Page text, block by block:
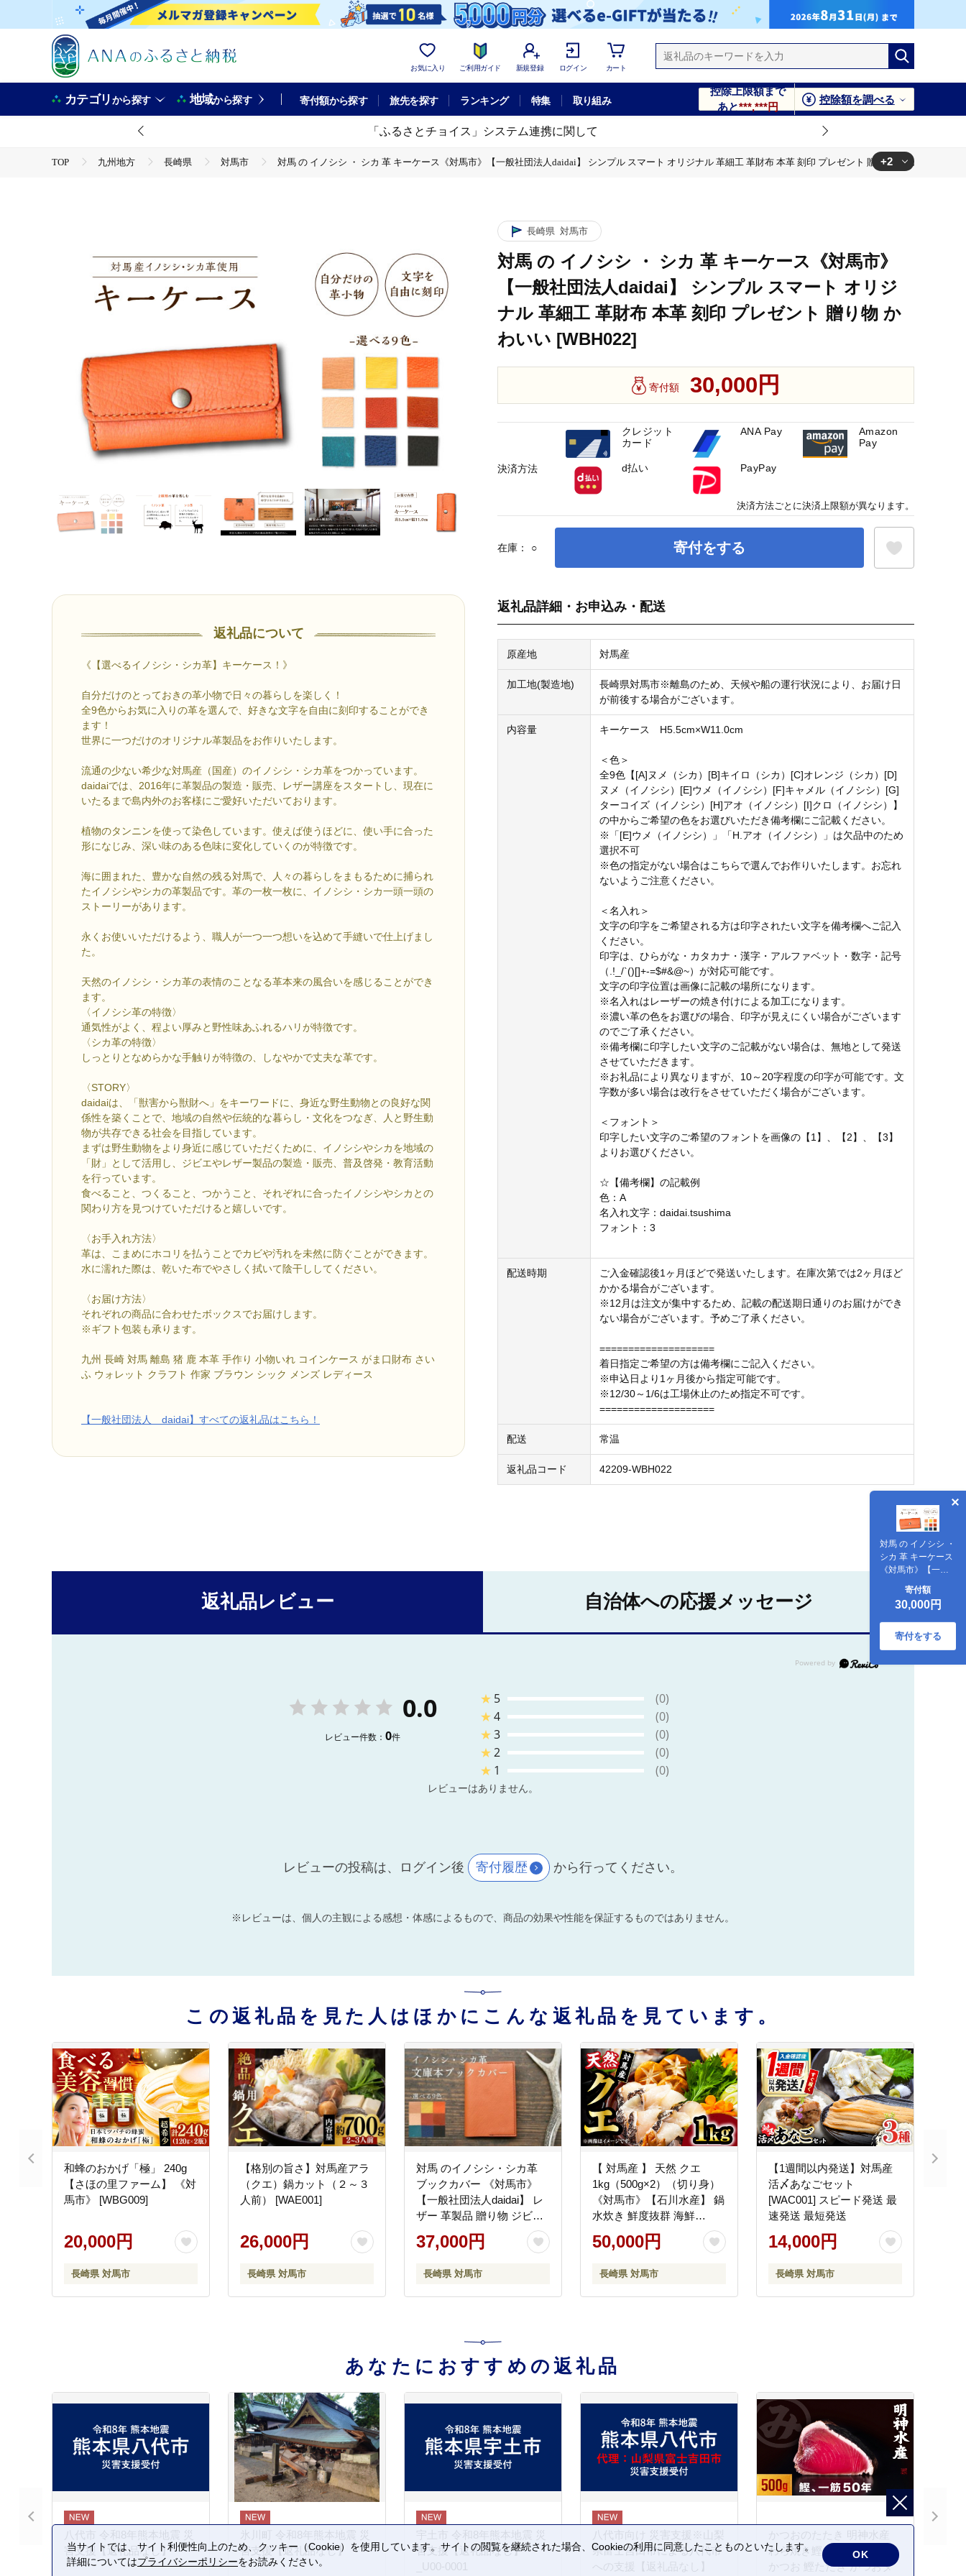
お気に入り ご利用ガイド 新規登録 ログイン カート
カテゴリから探す 地域から探す 寄付額から探す 旅先を探す ランキング 特集 取り組み
控除上限額まで
あと***,***円
控除額を調べる
「ふるさとチョイス」システム連携に関して
TOP 九州地方 長崎県 対馬市
対馬 の イノシシ ・ シカ 革 キーケース《対馬市》【一般社団法人daidai】 シンプル スマート オリジナル 革細工 革財布 本革 刻印 プレゼント 贈り物 かわいい
+2
返礼品について
《【選べるイノシシ・シカ革】キーケース！》
自分だけのとっておきの革小物で日々の暮らしを楽しく！
全9色からお気に入りの革を選んで、好きな文字を自由に刻印することができ
ます！
世界に一つだけのオリジナル革製品をお作りいたします。
流通の少ない希少な対馬産（国産）のイノシシ・シカ革をつかっています。
daidaiでは、2016年に革製品の製造・販売、レザー講座をスタートし、現在に
いたるまで島内外のお客様にご愛好いただいております。
植物のタンニンを使って染色しています。使えば使うほどに、使い手に合った
形になじみ、深い味のある色味に変化していくのが特徴です。
海に囲まれた、豊かな自然の残る対馬で、人々の暮らしをまもるために捕られ
たイノシシやシカの革製品です。革の一枚一枚に、イノシシ・シカ一頭一頭の
ストーリーがあります。
永くお使いいただけるよう、職人が一つ一つ想いを込めて手縫いで仕上げまし
た。
天然のイノシシ・シカ革の表情のことなる革本来の風合いを感じることができ
ます。
〈イノシシ革の特徴〉
通気性がよく、程よい厚みと野性味あふれるハリが特徴です。
〈シカ革の特徴〉
しっとりとなめらかな手触りが特徴の、しなやかで丈夫な革です。
〈STORY〉
daidaiは、「獣害から獣財へ」をキーワードに、身近な野生動物との良好な関
係性を築くことで、地域の自然や伝統的な暮らし・文化をつなぎ、人と野生動
物が共存できる社会を目指しています。
まずは野生動物をより身近に感じていただくために、イノシシやシカを地域の
「財」として活用し、ジビエやレザー製品の製造・販売、普及啓発・教育活動
を行っています。
食べること、つくること、つかうこと、それぞれに合ったイノシシやシカとの
関わり方を見つけていただけると嬉しいです。
〈お手入れ方法〉
革は、こまめにホコリを払うことでカビや汚れを未然に防ぐことができます。
水に濡れた際は、乾いた布でやさしく拭いて陰干ししてください。
〈お届け方法〉
それぞれの商品に合わせたボックスでお届けします。
※ギフト包装も承ります。
九州 長崎 対馬 離島 猪 鹿 本革 手作り 小物いれ コインケース がま口財布 さい
ふ ウォレット クラフト 作家 ブラウン シック メンズ レディース
【一般社団法人 daidai】すべての返礼品はこちら！
長崎県 対馬市
対馬 の イノシシ ・ シカ 革 キーケース《対馬市》
【一般社団法人daidai】 シンプル スマート オリジ
ナル 革細工 革財布 本革 刻印 プレゼント 贈り物 か
わいい [WBH022]
寄付額 30,000円
在庫： ○ 寄付をする
対馬 の イノシシ ・
シカ 革 キーケース
《対馬市》【一般
社団法人daidai】
シンプル スマート
オリジナル 革細工
革財布 本革 刻印 プ
レゼント 贈り物 か
わいい [WBH022]
寄付額
30,000円
寄付をする
返礼品詳細・お申込み・配送
原産地 対馬産
加工地(製造地)
長崎県対馬市※離島のため、天候や船の運行状況により、お届け日
が前後する場合がございます。
内容量 キーケース H5.5cm×W11.0cm
＜色＞
全9色【[A]ヌメ（シカ）[B]キイロ（シカ）[C]オレンジ（シカ）[D]
ヌメ（イノシシ）[E]ウメ（イノシシ）[F]キャメル（イノシシ）[G]
ターコイズ（イノシシ）[H]アオ（イノシシ）[I]クロ（イノシシ）】
の中からご希望の色をお選びいただき備考欄にご記載ください。
※「[E]ウメ（イノシシ）」「H.アオ（イノシシ）」は欠品中のため
選択不可
※色の指定がない場合はこちらで選んでお作りいたします。お忘れ
ないようご注意ください。
＜名入れ＞
文字の印字をご希望される方は印字されたい文字を備考欄へご記入
ください。
印字は、ひらがな・カタカナ・漢字・アルファベット・数字・記号
（.!_/`()[]+-=$#&@~）が対応可能です。
文字の印字位置は画像に記載の場所になります。
※名入れはレーザーの焼き付けによる加工になります。
※濃い革の色をお選びの場合、印字が見えにくい場合がございます
のでご了承ください。
※備考欄に印字したい文字のご記載がない場合は、無地として発送
させていただきます。
※お礼品により異なりますが、10～20字程度の印字が可能です。文
字数が多い場合は改行をさせていただく場合がございます。
＜フォント＞
印字したい文字のご希望のフォントを画像の【1】、【2】、【3】
よりお選びください。
☆【備考欄】の記載例
色：A
名入れ文字：daidai.tsushima
フォント：3
配送時期
ご入金確認後1ヶ月ほどで発送いたします。在庫次第では2ヶ月ほど
かかる場合がございます。
※12月は注文が集中するため、記載の配送期日通りのお届けができ
ない場合がございます。予めご了承ください。
====================
着日指定ご希望の方は備考欄にご記入ください。
※申込日より1ヶ月後から指定可能です。
※12/30～1/6は工場休止のため指定不可です。
====================
配送 常温
返礼品コード 42209-WBH022
決済方法
クレジット
カード
ANA Pay
Amazon
Pay
d払い PayPay
決済方法ごとに決済上限額が異なります。
返礼品レビュー 自治体への応援メッセージ
0.0
レビュー件数： 0件
★ 5
(0)
★4
(0)
★3
(0)
★2
(0)
★ 1 (0)
レビューはありません。
レビューの投稿は、ログイン後 寄付履歴 から行ってください。
※レビューは、個人の主観による感想・体感によるもので、商品の効果や性能を保証するものではありません。
この返礼品を見た人はほかにこんな返礼品を見ています。
和蜂のおかげ「極」 240g
【さほの里ファーム】 《対
馬市》 [WBG009]
20,000円
長崎県 対馬市
【格別の旨さ】対馬産アラ
（クエ）鍋カット（２～３
人前） [WAE001]
26,000円
長崎県 対馬市
対馬 のイノシシ・シカ革
ブックカバー 《対馬市》
【一般社団法人daidai】 レ
ザー 革製品 贈り物 ジビエ
成人祝い 就職祝い お祝い
猪 鹿 ギフト [WBH045]
37,000円
長崎県 対馬市
【 対馬産 】 天然 クエ
1kg（500g×2）（切り身）
《対馬市》【石川水産】 鍋
水炊き 鮮度抜群 海鮮
50,000円
長崎県 対馬市
【1週間以内発送】対馬産
活〆あなごセット
[WAC001] スピード発送 最
速発送 最短発送
14,000円
長崎県 対馬市
あなたにおすすめの返礼品
八代市 令和8年熊本地震 災
害支援【返礼品なし】
氷川町 令和8年熊本地震 災
害支援【返礼品なし】
宇土市 令和8年熊本地震 災
害支援【返礼品なし】
_U00-0001
八代市向け 災害支援※山梨
県富士吉田市による八代市
への支援【返礼品なし】
かつおのたたき 明神水産
わら焼き鰹 500g 鰹 カツオ
かつお 鰹たたき かつおタ
当サイトでは、サイト利便性向上のため、クッキー（Cookie）を使用しています。サイトの閲覧を継続された場合、Cookieの利用に同意したことものといたします。
詳細についてはプライバシーポリシーをお読みください。
OK